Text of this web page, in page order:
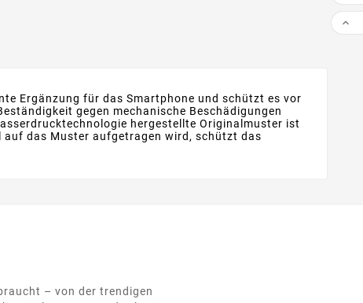
Ergänzung für das Smartphone und schützt es vor
gegen mechanische Beschädigungen
hergestellte Originalmuster ist
das Muster aufgetragen wird, schützt das
– von der trendigen
